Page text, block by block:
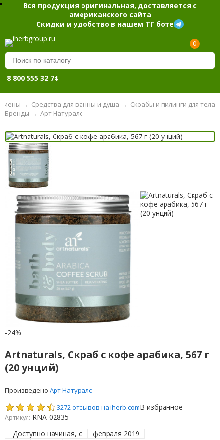
Вся продукция оригинальная, доставляется с
американского сайта
Скидки и удобство в нашем ТГ боте
0
8 800 555 32 74
→ Средства для ванны и душа → Скрабы и пилинги для тела
Арт Натуралс
Бренды →
-24%
Artnaturals, Скраб с кофе арабика, 567 г
(20 унций)
Произведено Арт Натуралс
3272 отзывов на iherb.comВ избранное
Артикул: RNA-02835
Доступно начиная, с
февраля 2019